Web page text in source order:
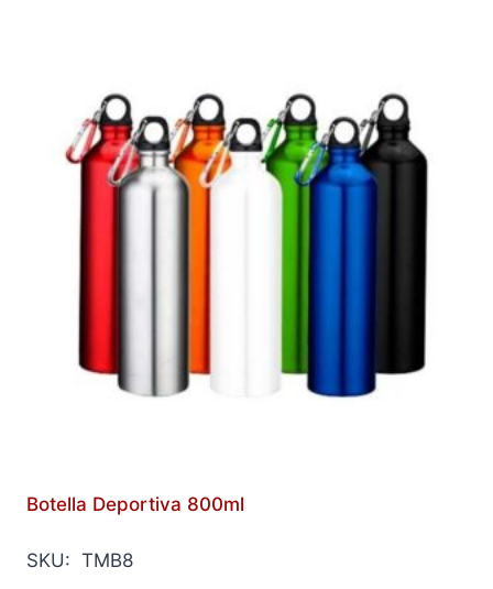
Botella Deportiva 800ml
SKU: TMB8